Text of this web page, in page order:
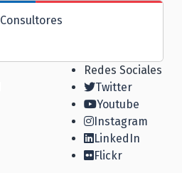
Consultores
Redes Sociales
Twitter
Youtube
Instagram
LinkedIn
Flickr